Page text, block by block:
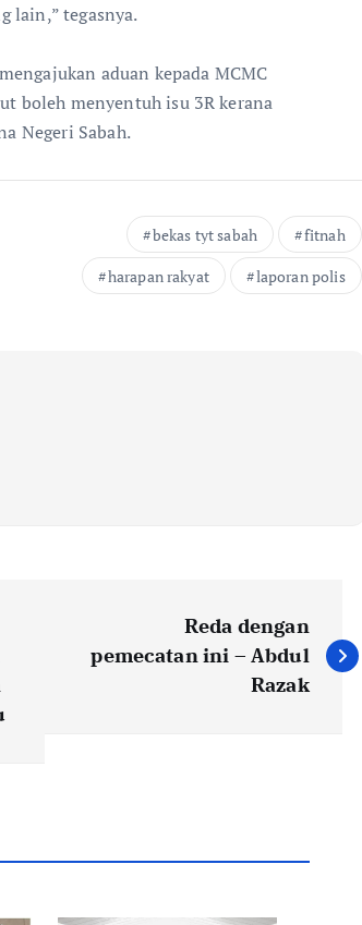
lain,” tegasnya.
aduan kepada MCMC
boleh menyentuh isu 3R kerana
Negeri Sabah.
bekas tyt sabah
fitnah
harapan rakyat
laporan polis
Reda dengan
pemecatan ini – Abdul
Razak